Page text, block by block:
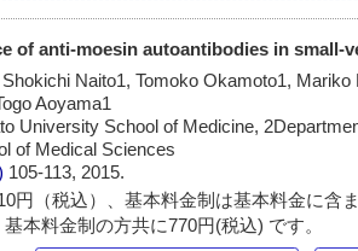
of anti-moesin autoantibodies in small-
Naito1, Tomoko Okamoto1,
Aoyama1
University School of Medicine,
of Medical Sciences
105-113, 2015.
円（税込）、基本料金制は基本料金に含ま
本料金制の方共に770円(税込) です。